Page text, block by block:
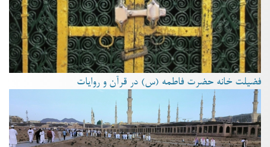
فضیلت خانه حضرت فاطمه (س) در قرآن و روایات